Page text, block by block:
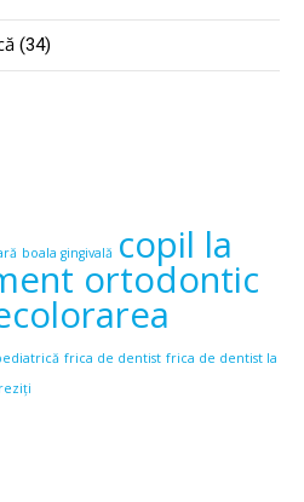
(34)
boala gingivală copil la
ortodontic
frica de dentist frica de dentist la